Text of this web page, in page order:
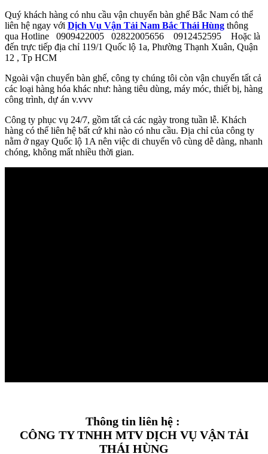
Quý khách hàng có nhu cầu vận chuyển bàn ghế Bắc Nam có thể
liên hệ ngay với Dịch Vụ Vận Tải Nam Bắc Thái Hùng thông
qua Hotline 0909422005 02822005656 0912452595 Hoặc là
đến trực tiếp địa chỉ 119/1 Quốc lộ 1a, Phường Thạnh Xuân, Quận
12 , Tp HCM
Ngoài vận chuyển bàn ghế, công ty chúng tôi còn vận chuyển tất cả
các loại hàng hóa khác như: hàng tiêu dùng, máy móc, thiết bị, hàng
công trình, dự án v.vvv
Công ty phục vụ 24/7, gồm tất cả các ngày trong tuần lễ. Khách
hàng có thể liên hệ bất cứ khi nào có nhu cầu. Địa chỉ của công ty
nằm ở ngay Quốc lộ 1A nên việc di chuyển vô cùng dễ dàng, nhanh
chóng, không mất nhiều thời gian.
Thông tin liên hệ :
CÔNG TY TNHH MTV DỊCH VỤ VẬN TẢI
THÁI HÙNG